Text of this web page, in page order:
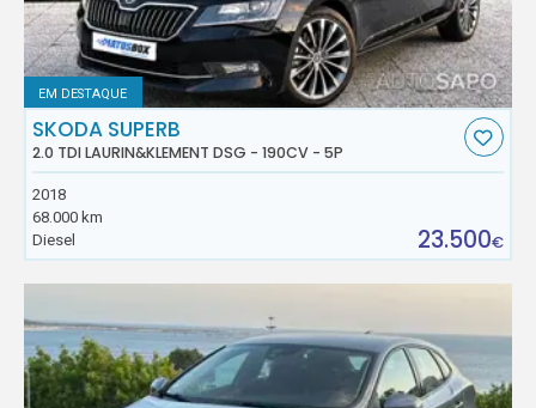
EM DESTAQUE
SKODA SUPERB
2.0 TDI LAURIN&KLEMENT DSG - 190CV - 5P
2018
68.000 km
Diesel
23.500€